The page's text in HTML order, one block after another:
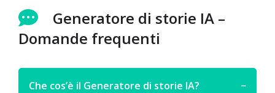
Generatore di storie IA –
Domande frequenti
Che cos’è il Generatore di storie IA? −